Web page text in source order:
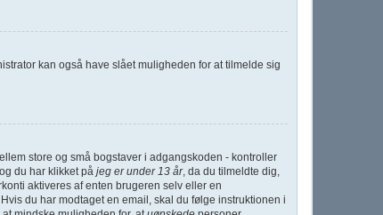
kan også have slået muligheden for at tilmelde sig
store og små bogstaver i adgangskoden - kontroller
du har klikket på jeg er under 13 år, da du tilmeldte dig,
aktiveres af enten brugeren selv eller en
du har modtaget en email, skal du følge instruktionen i